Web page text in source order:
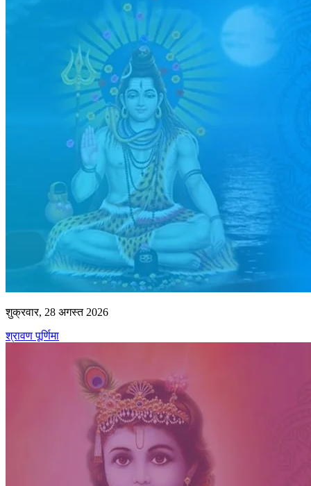
शुक्रवार, 28 अगस्त 2026
श्रावण पूर्णिमा